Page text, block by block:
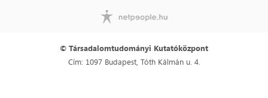
© Társadalomtudományi Kutatóközpont
Cím: 1097 Budapest, Tóth Kálmán u. 4.